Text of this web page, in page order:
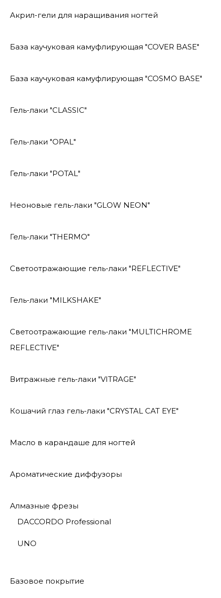
Акрил-гели для наращивания ногтей
База каучуковая камуфлирующая "COVER BASE"
База каучуковая камуфлирующая "COSMO BASE"
Гель-лаки "CLASSIC"
Гель-лаки "OPAL"
Гель-лаки "POTAL"
Неоновые гель-лаки "GLOW NEON"
Гель-лаки "THERMO"
Светоотражающие гель-лаки "REFLECTIVE"
Гель-лаки "MILKSHAKE"
Светоотражающие гель-лаки "MULTICHROME
REFLECTIVE"
Витражные гель-лаки "VITRAGE"
Кошачий глаз гель-лаки "CRYSTAL CAT EYE"
Масло в карандаше для ногтей
Ароматические диффузоры
Алмазные фрезы
DACCORDO Professional
UNO
Базовое покрытие